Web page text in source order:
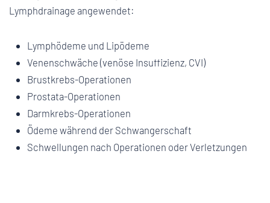
Lymphdrainage angewendet:
Lymphödeme und Lipödeme
Venenschwäche (venöse Insuffizienz, CVI)
Brustkrebs-Operationen
Prostata-Operationen
Darmkrebs-Operationen
Ödeme während der Schwangerschaft
Schwellungen nach Operationen oder Verletzungen